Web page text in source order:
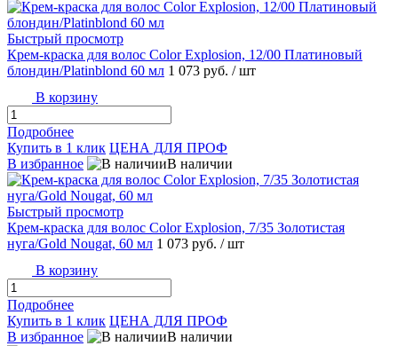
Быстрый просмотр
Крем-краска для волос Color Explosion, 12/00 Платиновый
блондин/Platinblond 60 мл 1 073 руб. / шт
В корзину
Подробнее
Купить в 1 клик ЦЕНА ДЛЯ ПРОФ
В избранное
В наличии
Быстрый просмотр
Крем-краска для волос Color Explosion, 7/35 Золотистая
нуга/Gold Nougat, 60 мл 1 073 руб. / шт
В корзину
Подробнее
Купить в 1 клик ЦЕНА ДЛЯ ПРОФ
В избранное
В наличии